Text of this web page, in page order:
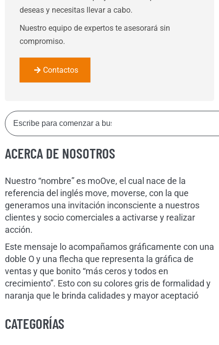
deseas y necesitas llevar a cabo.
Nuestro equipo de expertos te asesorará sin
compromiso.
Contactos
ACERCA DE NOSOTROS
Nuestro “nombre” es moOve, el cual nace de la
referencia del inglés move, moverse, con la que
generamos una invitación inconsciente a nuestros
clientes y socio comerciales a activarse y realizar
acción.
Este mensaje lo acompañamos gráficamente con una
doble O y una flecha que representa la gráfica de
ventas y que bonito “más ceros y todos en
crecimiento”. Esto con su colores gris de formalidad y
naranja que le brinda calidades y mayor aceptació
CATEGORÍAS